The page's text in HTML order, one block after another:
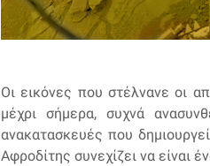
Οι εικόνες που στέλνανε οι
μέχρι σήμερα, συχνά
ανακατασκευές που
Αφροδίτης συνεχίζει να είναι